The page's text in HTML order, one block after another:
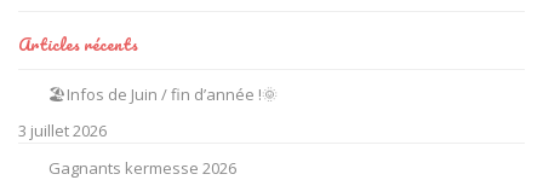
Articles récents
🏖️Infos de Juin / fin d’année !🌞
3 juillet 2026
Gagnants kermesse 2026